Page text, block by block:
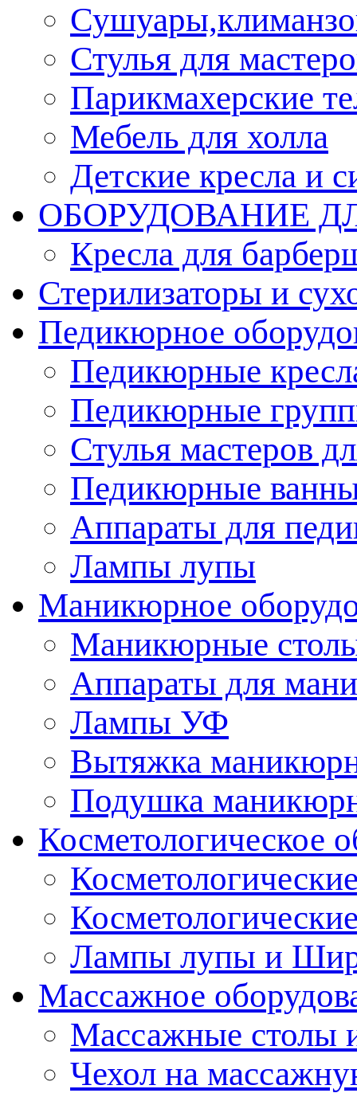
Стулья для
Парикмахерские
Мебель для холла
Детские кресла и
ОБОРУДОВАНИЕ
Кресла для
Стерилизаторы и
Педикюрное
Педикюрные
Педикюрные
Стулья мастеров
Педикюрные
Аппараты для
Лампы лупы
Маникюрное
Маникюрные
Аппараты для
Лампы УФ
Вытяжка
Подушка
Косметологическое
Лампы лупы и
Массажное
Массажные столы
Чехол на